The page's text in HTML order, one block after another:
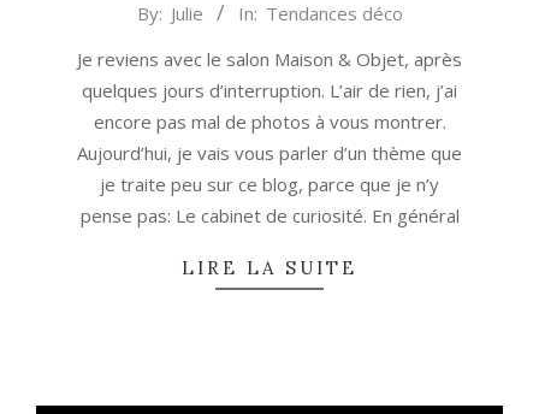
20
By: Julie In: Tendances déco
Je reviens avec le salon Maison & Objet, après
quelques jours d’interruption. L’air de rien, j’ai
encore pas mal de photos à vous montrer.
Aujourd’hui, je vais vous parler d’un thème que
je traite peu sur ce blog, parce que je n’y
pense pas: Le cabinet de curiosité. En général
LIRE LA SUITE